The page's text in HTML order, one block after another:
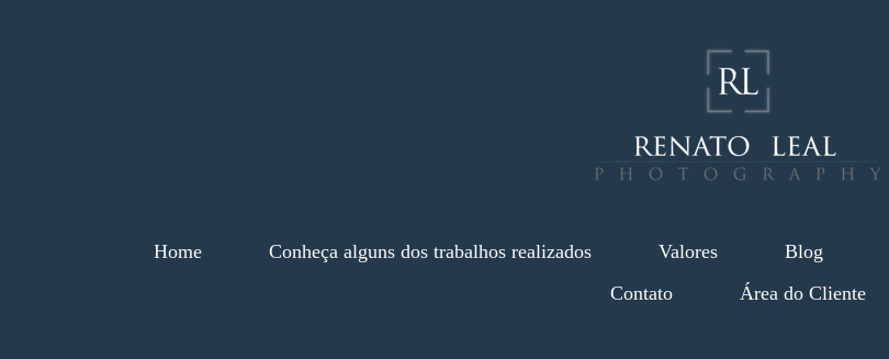
Home Conheça alguns dos trabalhos realizados Valores Blog
Contato
Área do Cliente